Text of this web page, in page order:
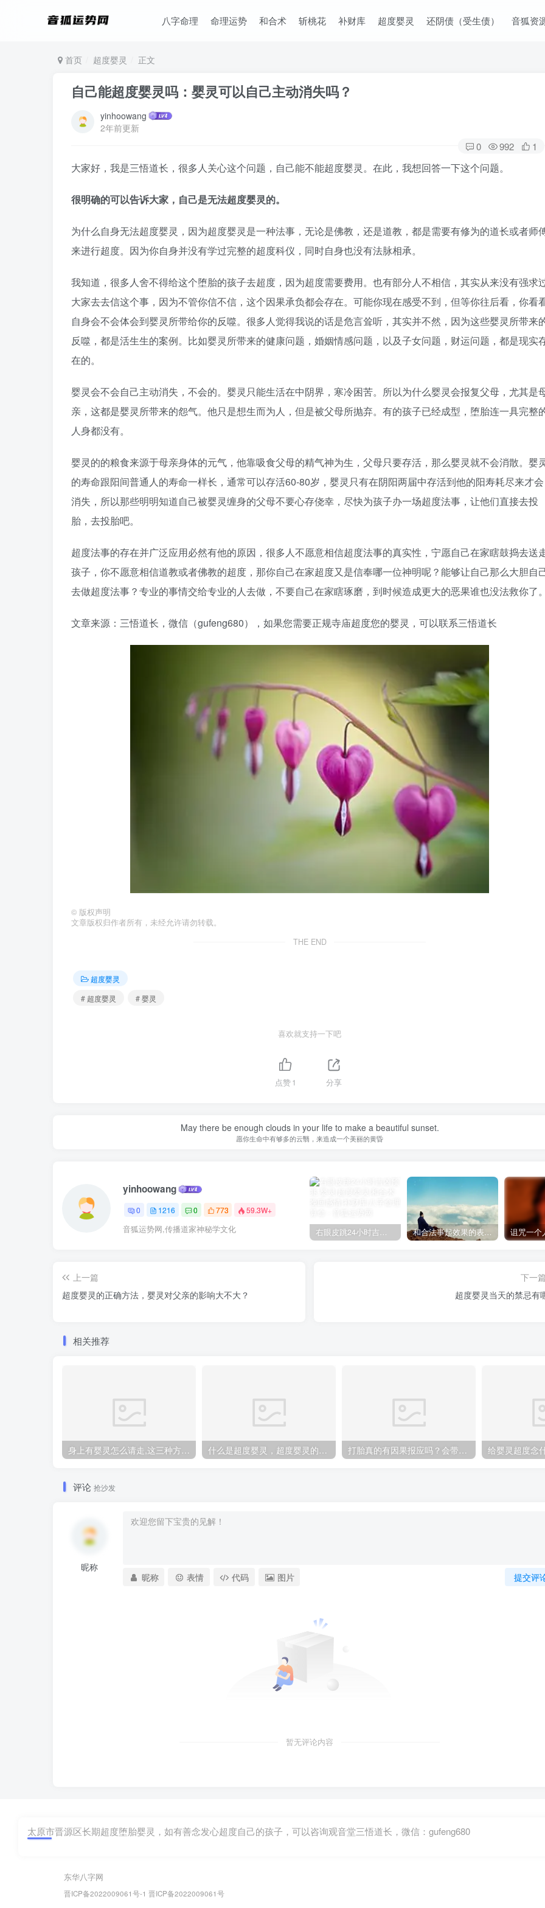
八字命理 命理运势 和合术 斩桃花 补财库 超度婴灵 还阴债（受生债） 音狐资
首页 超度婴灵 正文
自己能超度婴灵吗：婴灵可以自己主动消失吗？
yinhoowang
2年前更新
0 992 1
大家好，我是三悟道长，很多人关心这个问题，自己能不能超度婴灵。在此，我想回答一下这个问题。
很明确的可以告诉大家，自己是无法超度婴灵的。
为什么自身无法超度婴灵，因为超度婴灵是一种法事，无论是佛教，还是道教，都是需要有修为的道长或者师
来进行超度。因为你自身并没有学过完整的超度科仪，同时自身也没有法脉相承。
我知道，很多人舍不得给这个堕胎的孩子去超度，因为超度需要费用。也有部分人不相信，其实从来没有强求
大家去去信这个事，因为不管你信不信，这个因果承负都会存在。可能你现在感受不到，但等你往后看，你看
自身会不会体会到婴灵所带给你的反噬。很多人觉得我说的话是危言耸听，其实并不然，因为这些婴灵所带来
反噬，都是活生生的案例。比如婴灵所带来的健康问题，婚姻情感问题，以及子女问题，财运问题，都是现实
在的。
婴灵会不会自己主动消失，不会的。婴灵只能生活在中阴界，寒冷困苦。所以为什么婴灵会报复父母，尤其是
亲，这都是婴灵所带来的怨气。他只是想生而为人，但是被父母所抛弃。有的孩子已经成型，堕胎连一具完整
人身都没有。
婴灵的的粮食来源于母亲身体的元气，他靠吸食父母的精气神为生，父母只要存活，那么婴灵就不会消散。婴
的寿命跟阳间普通人的寿命一样长，通常可以存活60-80岁，婴灵只有在阴阳两届中存活到他的阳寿耗尽来才会
消失，所以那些明明知道自己被婴灵缠身的父母不要心存侥幸，尽快为孩子办一场超度法事，让他们直接去投
胎，去投胎吧。
超度法事的存在并广泛应用必然有他的原因，很多人不愿意相信超度法事的真实性，宁愿自己在家瞎鼓捣去送
孩子，你不愿意相信道教或者佛教的超度，那你自己在家超度又是信奉哪一位神明呢？能够让自己那么大胆自
去做超度法事？专业的事情交给专业的人去做，不要自己在家瞎琢磨，到时候造成更大的恶果谁也没法救你了。
文章来源：三悟道长，微信（gufeng680），如果您需要正规寺庙超度您的婴灵，可以联系三悟道长
© 版权声明
文章版权归作者所有，未经允许请勿转载。
THE END
超度婴灵
# 超度婴灵
# 婴灵
喜欢就支持一下吧
点赞1 分享
May there be enough clouds in your life to make a beautiful sunset.
愿你生命中有够多的云翳，来造成一个美丽的黄昏
yinhoowang
0 1216 0 773 59.3W+
音狐运势网,传播道家神秘学文化 右眼皮跳24小时吉凶预兆 和合法事起效果的表现，出现这些就要留意了
上一篇
超度婴灵的正确方法，婴灵对父亲的影响大不大？
下一篇
超度婴灵当天的禁忌有
相关推荐
身上有婴灵怎么请走,这三种方法让你摆脱纠缠 什么是超度婴灵，超度婴灵的5个步骤 打胎真的有因果报应吗？会带来厄运吗？ 给婴灵超度念
评论 抢沙发
昵称
提交评
昵称 表情 代码 图片
暂无评论内容
太原市晋源区长期超度堕胎婴灵，如有善念发心超度自己的孩子，可以咨询观音堂三悟道长，微信：gufeng680
东华八字网
晋ICP备2022009061号-1 晋ICP备2022009061号